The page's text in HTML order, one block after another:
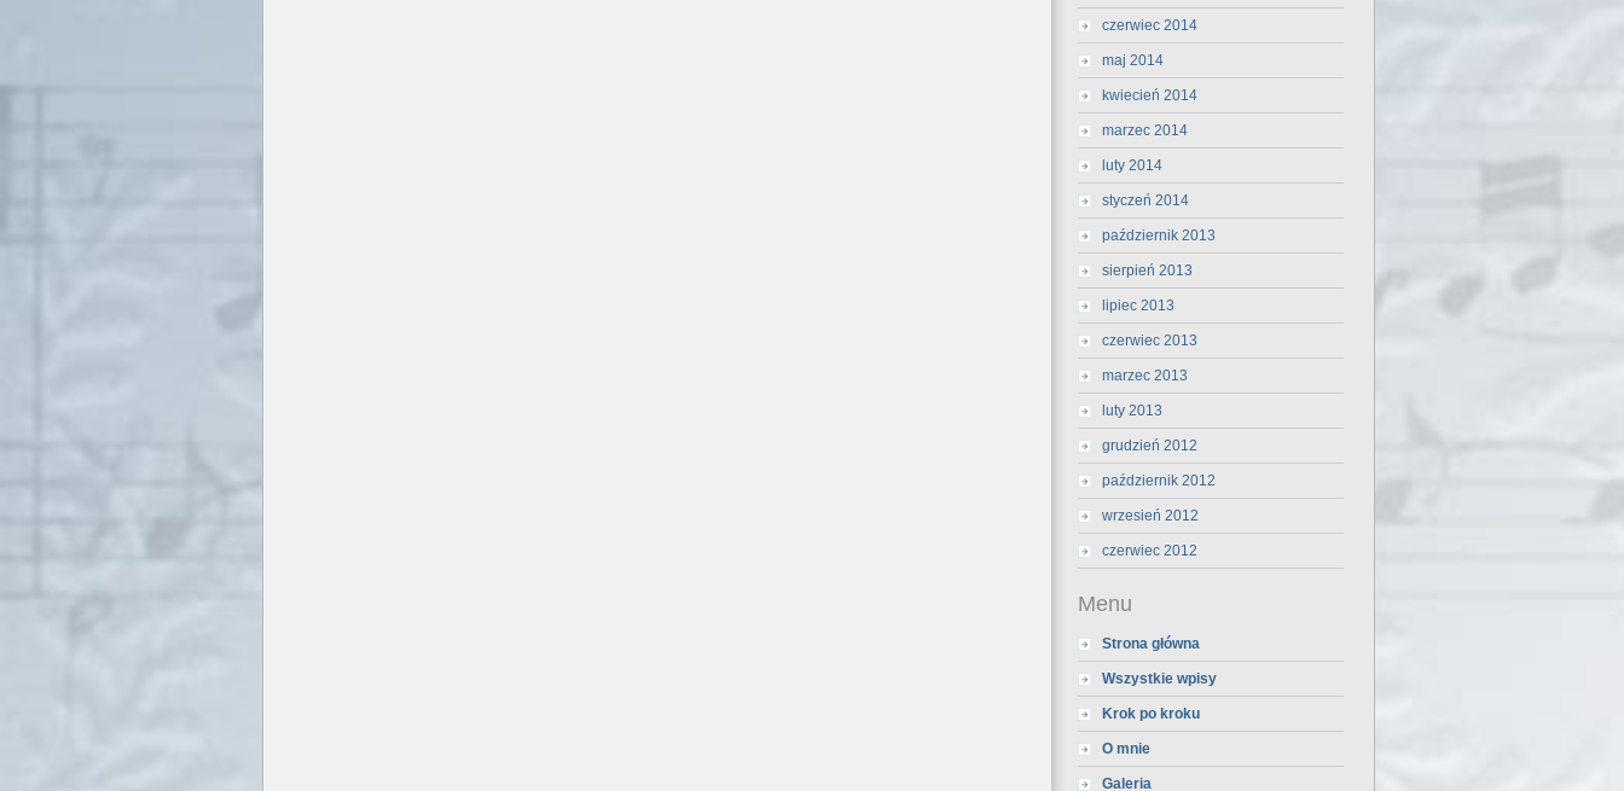
czerwiec 2014
maj 2014
kwiecień 2014
marzec 2014
luty 2014
styczeń 2014
październik 2013
sierpień 2013
lipiec 2013
czerwiec 2013
marzec 2013
luty 2013
grudzień 2012
październik 2012
wrzesień 2012
czerwiec 2012
Menu
Strona główna
Wszystkie wpisy
Krok po kroku
O mnie
Galeria